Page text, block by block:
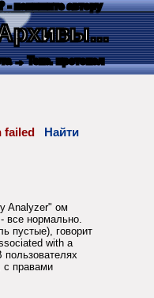
- напишите автору
→ Текс. протокол
failed
Найти
Analyzer" ом
все нормально.
пустые), говорит
with a
с правами